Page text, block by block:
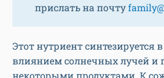
прислать на почту
Этот нутриент синтезируется
влиянием солнечных лучей и